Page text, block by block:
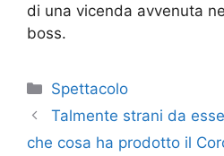
di una vicenda avvenuta
boss.
Categorie
Spettacolo
Talmente strani da
che cosa ha prodotto il